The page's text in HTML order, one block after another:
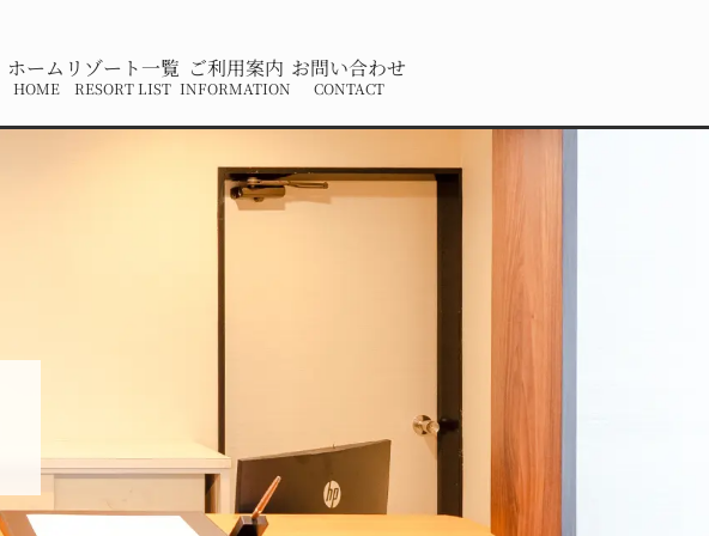
ホーム
HOME
リゾート一覧
RESORT LIST
ご利用案内
INFORMATION
お問い合わせ
CONTACT